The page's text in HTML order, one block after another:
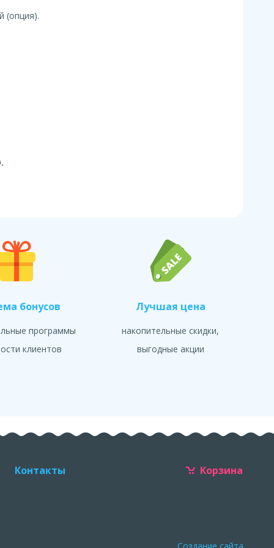
(опция).
бонусов
программы
клиентов
Лучшая цена
накопительные скидки,
выгодные акции
Контакты Корзина